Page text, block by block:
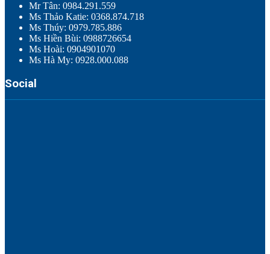
Mr Tân: 0984.291.559
Ms Thảo Katie: 0368.874.718
Ms Thúy: 0979.785.886
Ms Hiền Bùi: 0988726654
Ms Hoài: 0904901070
Ms Hà My: 0928.000.088
Social